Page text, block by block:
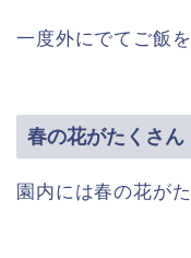
一度外にでてご飯
春の花がたくさん
園内には春の花が